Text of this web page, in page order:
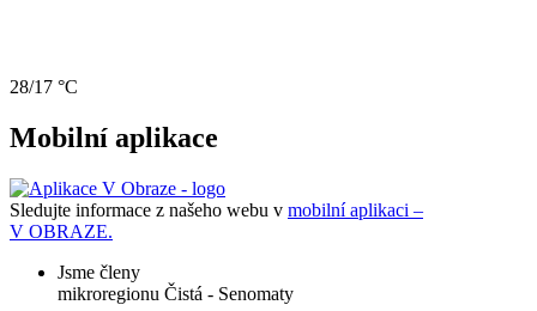
28/17 °C
Mobilní aplikace
Sledujte informace z našeho webu v mobilní aplikaci –
V OBRAZE.
Jsme členy
mikroregionu Čistá - Senomaty